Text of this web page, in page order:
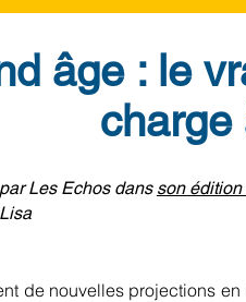
âge : le
charge
de nouvelles projections
Les Echos dans son